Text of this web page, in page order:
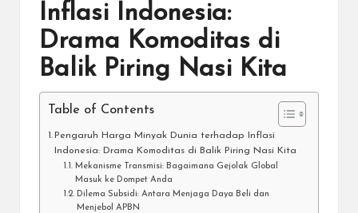
Inflasi Indonesia:
Drama Komoditas di
Balik Piring Nasi Kita
Table of Contents
Pengaruh Harga Minyak Dunia terhadap Inflasi
Indonesia: Drama Komoditas di Balik Piring Nasi Kita
Mekanisme Transmisi: Bagaimana Gejolak Global
Masuk ke Dompet Anda
Dilema Subsidi: Antara Menjaga Daya Beli dan
Menjebol APBN